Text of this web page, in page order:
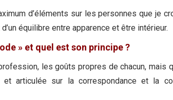
d’éléments sur les personnes que je
équilibre entre apparence et être intérieur.
» et quel est son principe ?
les goûts propres de chacun, mais
articulée sur la correspondance et la